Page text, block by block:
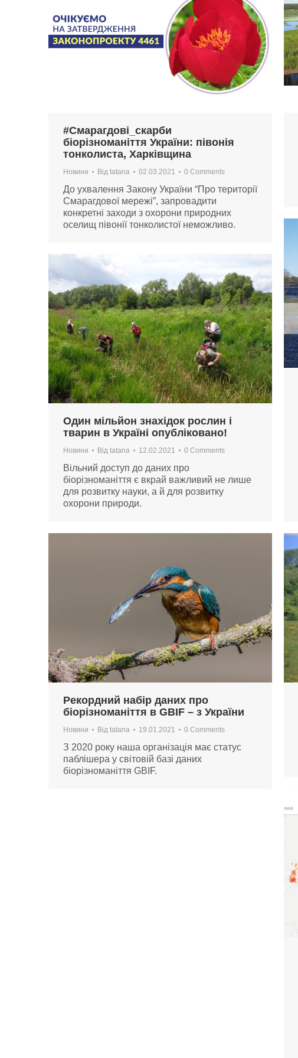
#Смарагдові_скарби
біорізноманіття України: півонія
тонколиста, Харківщина
Новини Від tatana 02.03.2021 0 Comments
До ухвалення Закону України “Про території
Смарагдової мережі”, запровадити
конкретні заходи з охорони природних
оселищ півонії тонколистої неможливо.
Один мільйон знахідок рослин і
тварин в Україні опубліковано!
Новини Від tatana 12.02.2021 0 Comments
Вільний доступ до даних про
біорізноманіття є вкрай важливий не лише
для розвитку науки, а й для розвитку
охорони природи.
Рекордний набір даних про
біорізноманіття в GBIF – з України
Новини Від tatana 19.01.2021 0 Comments
З 2020 року наша організація має статус
паблішера у світовій базі даних
біорізноманіття GBIF.